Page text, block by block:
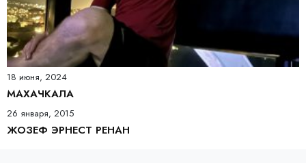
18 июня, 2024
МАХАЧКАЛА
26 января, 2015
ЖОЗЕФ ЭРНЕСТ РЕНАН